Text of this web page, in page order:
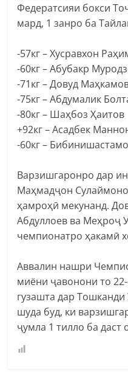
Федератсияи бокси
мард, 1 занро ба
-57кг – Хусравхон
-60кг – Абубакр
-71кг – Довуд
-75кг – Абдумалик
-80кг – Шаҳбоз Ҳаитов
+92кг – Асадбек
-60кг –
Варзишгаронро дар
Маҳмадҷон
ҳамроҳӣ мекунанд.
Абдуллоев ва Меҳроҷ
чемпионатро ҳакамӣ
Аввалин нашри
миёни ҷавонони то
гузашта дар Тошканди
шуда буд, ки
ҷумла 1 тилло ба даст